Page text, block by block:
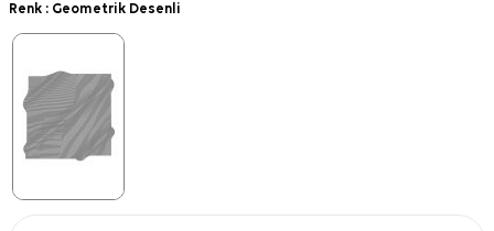
Renk : Geometrik Desenli